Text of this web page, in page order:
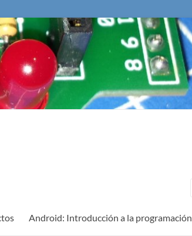
Android: Introducción a la programación